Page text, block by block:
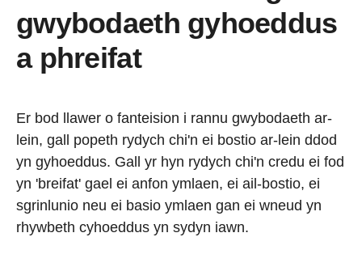
gwybodaeth gyhoeddus
a phreifat
Er bod llawer o fanteision i rannu gwybodaeth ar-
lein, gall popeth rydych chi'n ei bostio ar-lein ddod
yn gyhoeddus. Gall yr hyn rydych chi'n credu ei fod
yn 'breifat' gael ei anfon ymlaen, ei ail-bostio, ei
sgrinlunio neu ei basio ymlaen gan ei wneud yn
rhywbeth cyhoeddus yn sydyn iawn.